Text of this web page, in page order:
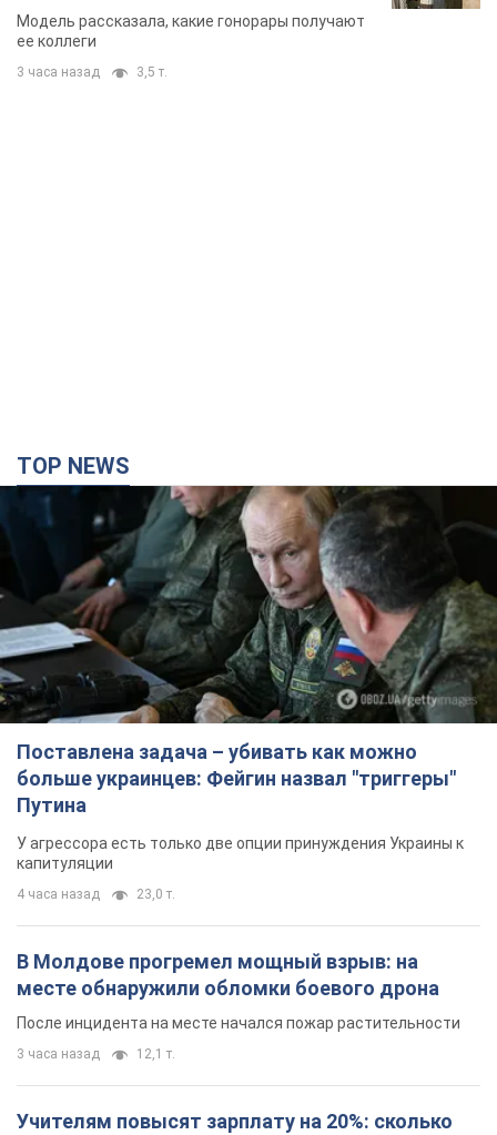
стороне модельной карьеры
Модель рассказала, какие гонорары получают
ее коллеги
3 часа назад 3,5 т.
TOP NEWS
Поставлена задача – убивать как можно
больше украинцев: Фейгин назвал "триггеры"
Путина
У агрессора есть только две опции принуждения Украины к
капитуляции
4 часа назад 23,0 т.
В Молдове прогремел мощный взрыв: на
месте обнаружили обломки боевого дрона
После инцидента на месте начался пожар растительности
3 часа назад 12,1 т.
Учителям повысят зарплату на 20%: сколько